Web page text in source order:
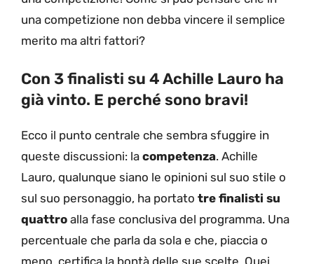
una competizione non debba vincere il semplice
merito ma altri fattori?
Con 3 finalisti su 4 Achille Lauro ha
già vinto. E perché sono bravi!
Ecco il punto centrale che sembra sfuggire in
queste discussioni: la competenza. Achille
Lauro, qualunque siano le opinioni sul suo stile o
sul suo personaggio, ha portato tre finalisti su
quattro alla fase conclusiva del programma. Una
percentuale che parla da sola e che, piaccia o